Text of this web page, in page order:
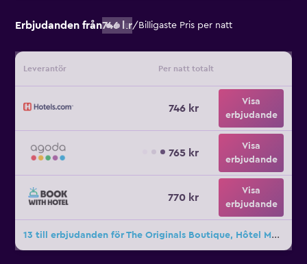
Erbjudanden från746 kr/ Billigaste Pris per natt
Leverantör Per natt totalt
746 kr
Visa
erbjudande
765 kr
Visa
erbjudande
770 kr
Visa
erbjudande
13 till erbjudanden för The Originals Boutique, Hôtel Montélimar